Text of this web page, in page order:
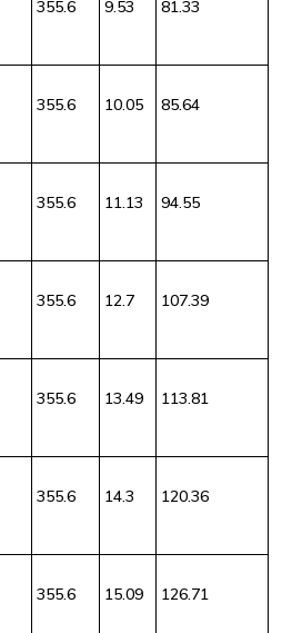
355.6 9.53 81.33
355.6 10.05 85.64
355.6 11.13 94.55
355.6 12.7 107.39
355.6 13.49 113.81
355.6 14.3 120.36
355.6 15.09 126.71